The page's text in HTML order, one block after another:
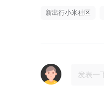
新出行小米社区